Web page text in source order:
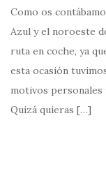
Como os
Azul y el noroeste
ruta en coche, ya
esta ocasión
motivos personales
Quizá quieras […]